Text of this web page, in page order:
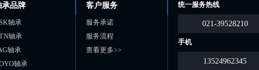
承品牌
轴承
轴承
轴承
轴承
客户服务
服务承诺
服务流程
查看更多>>
统一服务热线
021-39528210
手机
13524962345